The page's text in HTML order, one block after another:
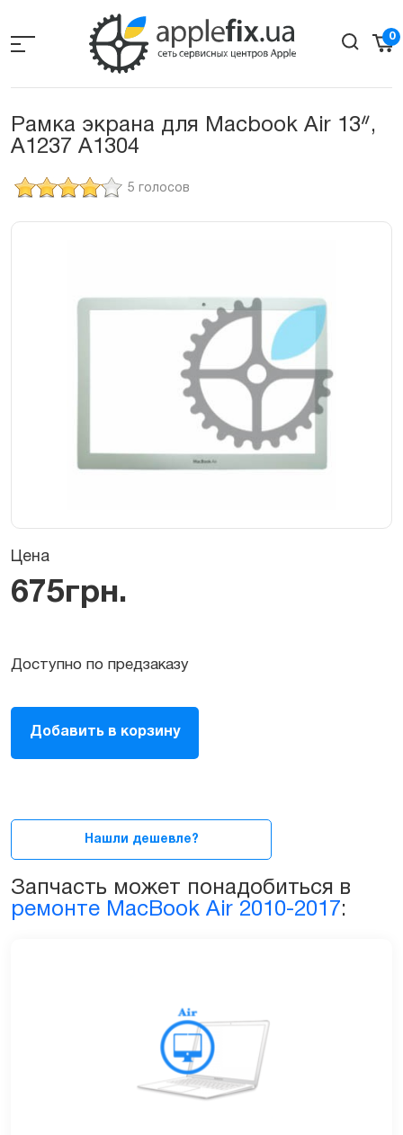
the
0
Рамка экрана для Macbook Air 13ᐥ,
A1237 A1304
5 голосов
Цена
675грн.
Доступно по предзаказу
Рамка
экрана
для
A1304
Добавить в корзину
Нашли дешевле?
Запчасть может понадобиться в
ремонте MacBook Air 2010-2017: